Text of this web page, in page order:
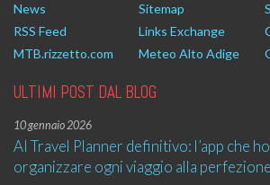
News
Sitemap
RSS Feed
Links Exchange
MTB.rizzetto.com
Meteo Alto Adige
ULTIMI POST DAL BLOG
10 gennaio 2026
AI Travel Planner definitivo: l’app che
organizzare ogni viaggio alla perfezione